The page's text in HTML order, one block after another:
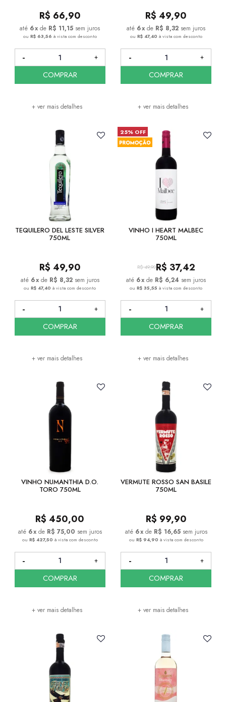
R$ 66,90
6x de R$ 11,15 sem juros
ou R$ 63,56 à vista com desconto
+ ver mais detalhes
COMPRAR
R$ 49,90
6x de R$ 8,32 sem juros
ou R$ 47,40 à vista com desconto
+ ver mais detalhes
COMPRAR
TEQUILERO DEL LESTE SILVER
750ML
R$ 49,90
6x de R$ 8,32 sem juros
ouR$ 47,40à vista com desconto
+ ver mais detalhes
COMPRAR
25% OFF
VINHO I HEART MALBEC
750ML
R$ 49,90R$ 37,42
6x de R$ 6,24 sem juros
ouR$ 35,55à vista com desconto
+ ver mais detalhes
COMPRAR
VINHO NUMANTHIA D.O.
TORO 750ML
R$ 450,00
6x de R$ 75,00 sem juros
ou R$ 427,50 à vista com desconto
+ ver mais detalhes
COMPRAR
VERMUTE ROSSO SAN BASILE
750ML
R$ 99,90
6x de R$ 16,65 sem juros
ou R$ 94,90 à vista com desconto
+ ver mais detalhes
COMPRAR